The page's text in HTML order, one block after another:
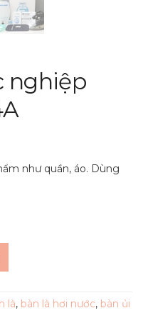
nghiệp
như quần, áo. Dùng
là, bàn là hơi nước, bàn ủi